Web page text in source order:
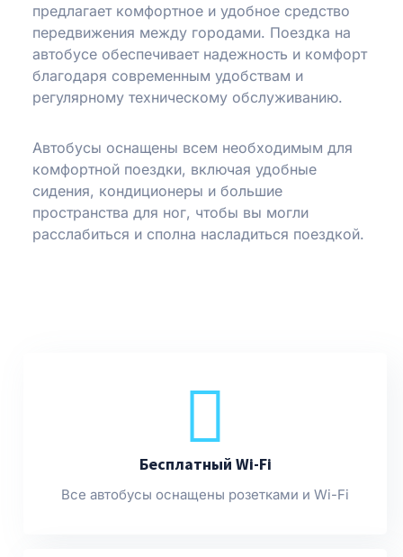
предлагает комфортное и удобное средство
передвижения между городами. Поездка на
автобусе обеспечивает надежность и комфорт
благодаря современным удобствам и
регулярному техническому обслуживанию.
Автобусы оснащены всем необходимым для
комфортной поездки, включая удобные
сидения, кондиционеры и большие
пространства для ног, чтобы вы могли
расслабиться и сполна насладиться поездкой.
Бесплатный Wi-Fi
Все автобусы оснащены розетками и Wi-Fi